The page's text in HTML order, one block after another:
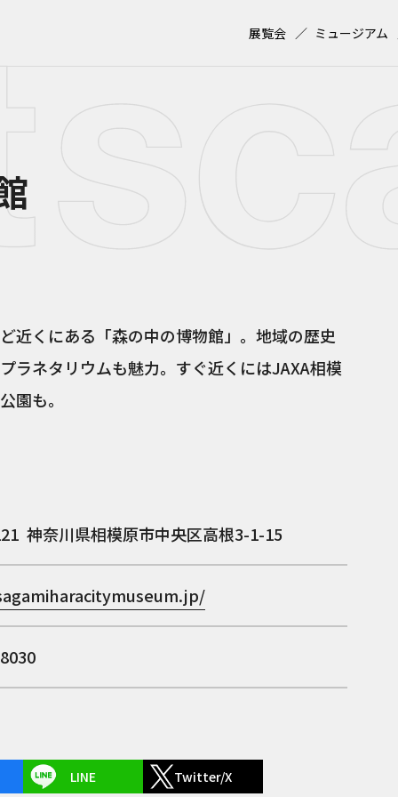
展覧会 ミュージアム
近くにある「森の中の博物館」。地域の歴史
ラネタリウムも魅力。すぐ近くにはJAXA相模
園も。
神奈川県相模原市中央区高根3-1-15
LINE Twitter/X